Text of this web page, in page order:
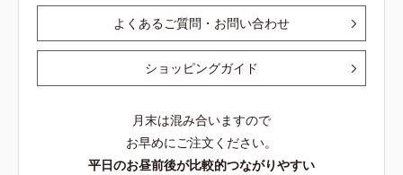
よくあるご質問・お問い合わせ
ショッピングガイド
月末は混み合いますので
お早めにご注文ください。
平日のお昼前後が比較的つながりやすい